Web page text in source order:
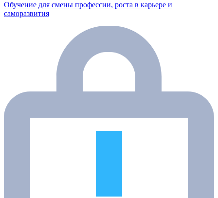
Обучение для смены профессии, роста в карьере и
саморазвития